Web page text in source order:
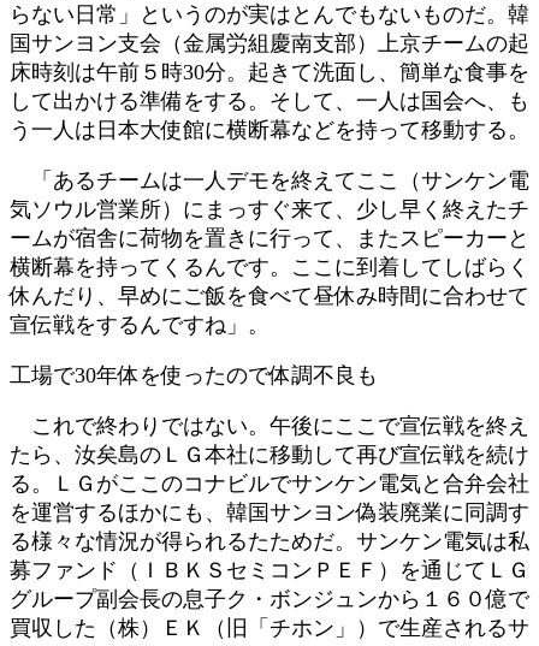
らない日常」というのが実はとんでもないものだ。韓
国サンヨン支会（金属労組慶南支部）上京チームの起
床時刻は午前５時30分。起きて洗面し、簡単な食事を
して出かける準備をする。そして、一人は国会へ、も
う一人は日本大使館に横断幕などを持って移動する。
「あるチームは一人デモを終えてここ（サンケン電
気ソウル営業所）にまっすぐ来て、少し早く終えたチ
ームが宿舎に荷物を置きに行って、またスピーカーと
横断幕を持ってくるんです。ここに到着してしばらく
休んだり、早めにご飯を食べて昼休み時間に合わせて
宣伝戦をするんですね」。
工場で30年体を使ったので体調不良も
これで終わりではない。午後にここで宣伝戦を終え
たら、汝矣島のＬＧ本社に移動して再び宣伝戦を続け
る。ＬＧがここのコナビルでサンケン電気と合弁会社
を運営するほかにも、韓国サンヨン偽装廃業に同調す
る様々な情況が得られるたためだ。サンケン電気は私
募ファンド（ＩＢＫＳセミコンＰＥＦ）を通じてＬＧ
グループ副会長の息子ク・ボンジュンから１６０億で
買収した（株）ＥＫ（旧「チホン」）で生産されるサ